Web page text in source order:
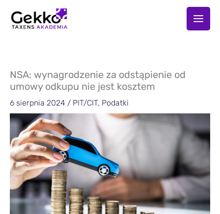
NSA: wynagrodzenie za odstąpienie od
umowy odkupu nie jest kosztem
6 sierpnia 2024 / PIT/CIT, Podatki